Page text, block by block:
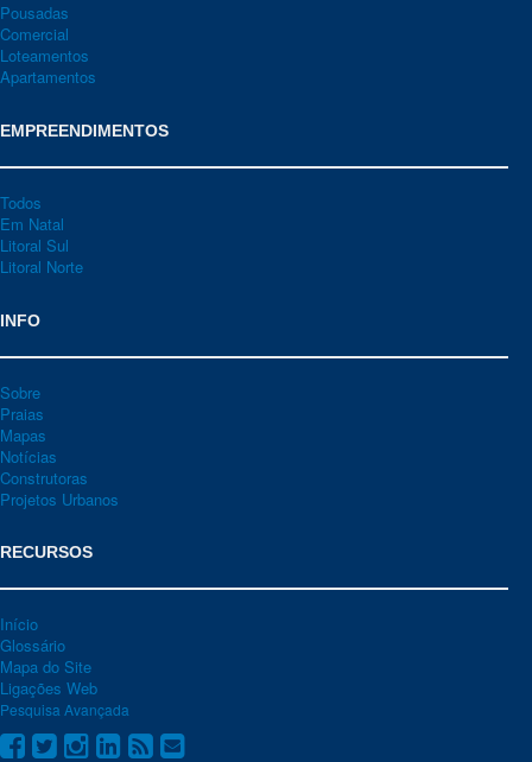
Pousadas
Comercial
Loteamentos
Apartamentos
EMPREENDIMENTOS
Todos
Em Natal
Litoral Sul
Litoral Norte
INFO
Sobre
Praias
Mapas
Notícias
Construtoras
Projetos Urbanos
RECURSOS
Início
Glossário
Mapa do Site
Ligações Web
Pesquisa Avançada